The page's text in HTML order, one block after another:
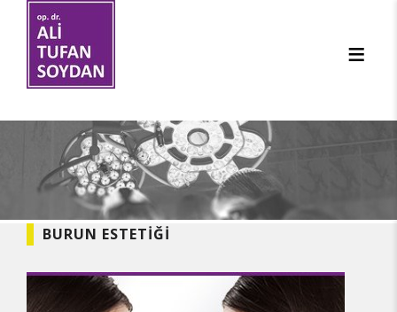
BURUN ESTETIĞI